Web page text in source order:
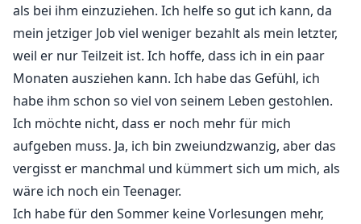
umbringen. Wir würden niemals funktionieren. Ich bin
nur ein gewöhnliches, nerdiges Mädchen, das sich
gerne in der Welt der Fiktion verliert. Und jemand wie
ich sollte niemals mit jemandem wie Paxton
zusammen sein. Ich würde niemals in seine neue Welt
passen. Er würde niemals in meiner sein.
als bei ihm einzuziehen. Ich helfe so gut ich kann, da
mein jetziger Job viel weniger bezahlt als mein letzter,
weil er nur Teilzeit ist. Ich hoffe, dass ich in ein paar
Monaten ausziehen kann. Ich habe das Gefühl, ich
habe ihm schon so viel von seinem Leben gestohlen.
Ich möchte nicht, dass er noch mehr für mich
aufgeben muss. Ja, ich bin zweiundzwanzig, aber das
vergisst er manchmal und kümmert sich um mich, als
wäre ich noch ein Teenager.
Ich habe für den Sommer keine Vorlesungen mehr,